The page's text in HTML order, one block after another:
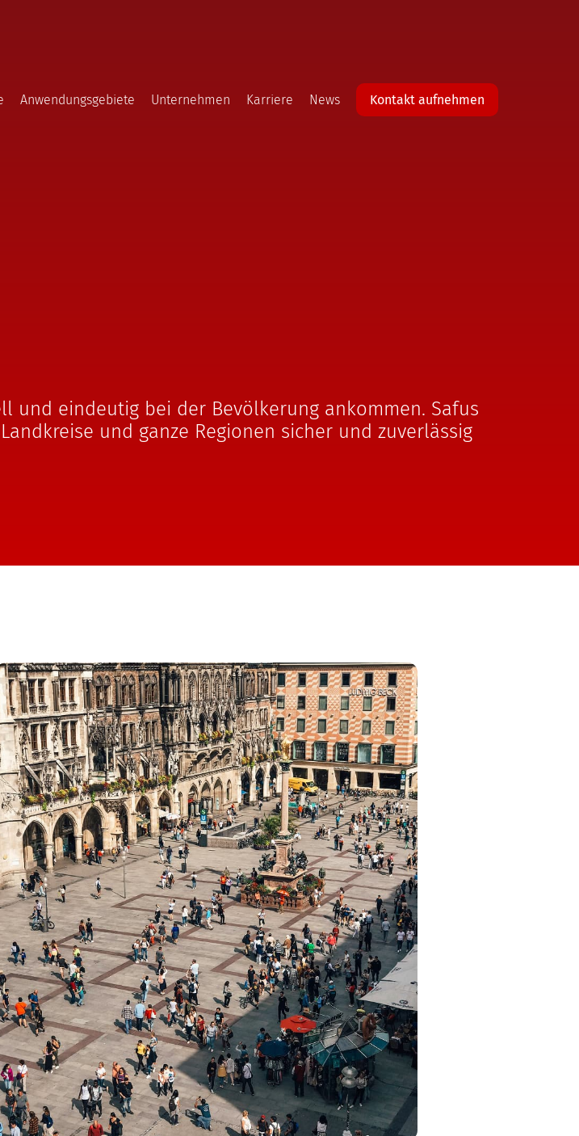
Anwendungsgebiete Unternehmen Karriere News Kontakt aufnehmen
und eindeutig bei der Bevölkerung ankommen. Safus
und ganze Regionen sicher und zuverlässig